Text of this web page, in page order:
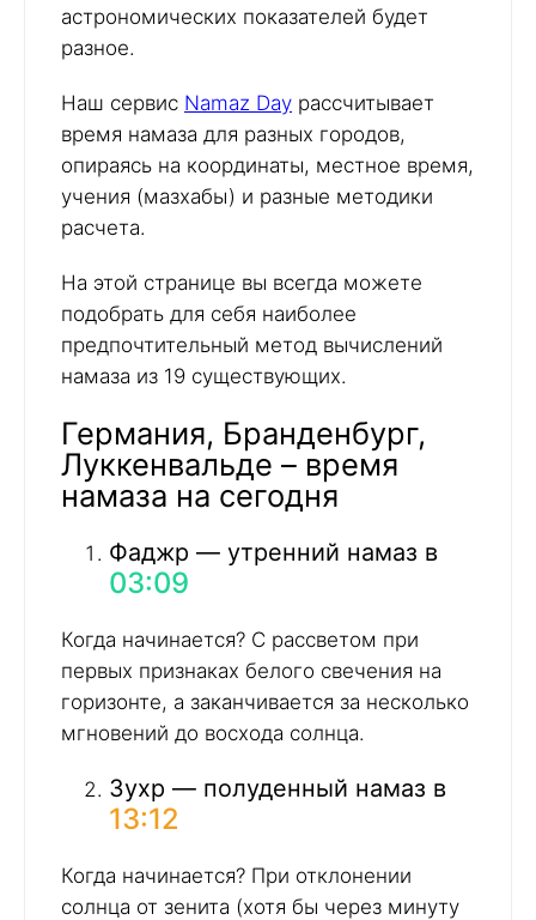
астрономических показателей будет
разное.
Наш сервис Namaz Day рассчитывает
время намаза для разных городов,
опираясь на координаты, местное время,
учения (мазхабы) и разные методики
расчета.
На этой странице вы всегда можете
подобрать для себя наиболее
предпочтительный метод вычислений
намаза из 19 существующих.
Германия, Бранденбург,
Луккенвальде – время
намаза на сегодня
Фаджр — утренний намаз в
03:09
Когда начинается? С рассветом при
первых признаках белого свечения на
горизонте, а заканчивается за несколько
мгновений до восхода солнца.
Зухр — полуденный намаз в
13:12
Когда начинается? При отклонении
солнца от зенита (хотя бы через минуту